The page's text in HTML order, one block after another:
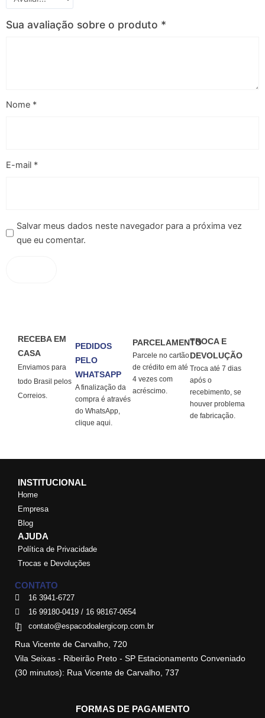
Sua avaliação sobre o produto *
Nome *
E-mail *
Salvar meus dados neste navegador para a próxima vez
que eu comentar.
RECEBA EM
CASA
Enviamos para
todo Brasil pelos
Correios.
PEDIDOS
PELO
WHATSAPP
A finalização da
compra é através
do WhatsApp,
clique aqui.
PARCELAMENTO
Parcele no cartão
de crédito em até
4 vezes com
acréscimo.
TROCA E
DEVOLUÇÃO
Troca até 7 dias
após o
recebimento, se
houver problema
de fabricação.
INSTITUCIONAL
Home
Empresa
Blog
AJUDA
Política de Privacidade
Trocas e Devoluções
CONTATO
16 3941-6727
16 99180-0419 / 16 98167-0654
contato@espacodoalergicorp.com.br
Rua Vicente de Carvalho, 720
Vila Seixas - Ribeirão Preto - SP Estacionamento Conveniado
(30 minutos): Rua Vicente de Carvalho, 737
FORMAS DE PAGAMENTO